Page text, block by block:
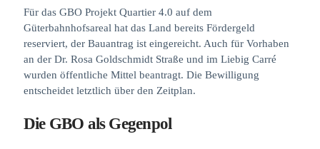
Für das GBO Projekt Quartier 4.0 auf dem
Güterbahnhofsareal hat das Land bereits Fördergeld
reserviert, der Bauantrag ist eingereicht. Auch für Vorhaben
an der Dr. Rosa Goldschmidt Straße und im Liebig Carré
wurden öffentliche Mittel beantragt. Die Bewilligung
entscheidet letztlich über den Zeitplan.
Die GBO als Gegenpol